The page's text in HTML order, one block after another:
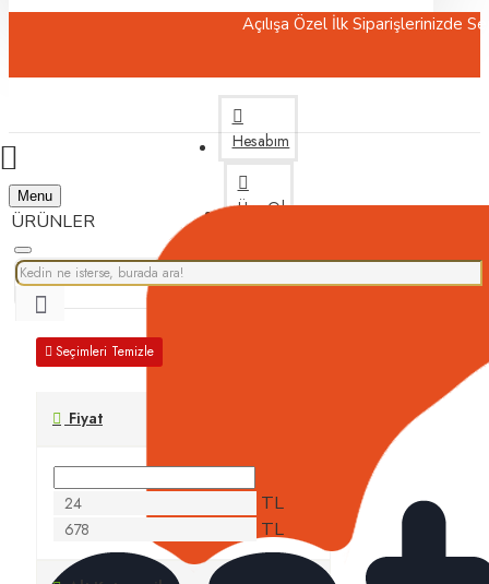
Açılışa Özel İlk Siparişlerinizde Sepette %5
Hesabım
Üye Ol
Menu
Seçimleri Temizle
Fiyat
TL
TL